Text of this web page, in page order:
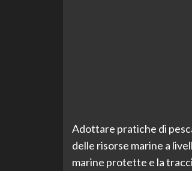
Adottare pratiche di
delle risorse marine a
marine protette e la